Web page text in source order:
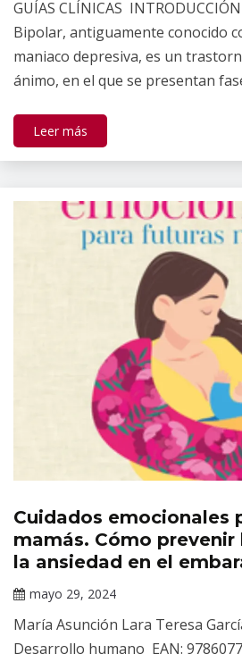
Gallardo
GUÍAS CLÍNICAS
Bipolar, antiguamente conocido
maniaco depresiva, es un
ánimo, en el que se presentan
Leer más
Publicaciones
Cuidados emocionales
mamás. Cómo prevenir
la ansiedad en el
mayo 29, 2024
Gallardo
María Asunción Lara Teresa
Desarrollo humano EAN: